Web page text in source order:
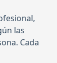
las
Cada